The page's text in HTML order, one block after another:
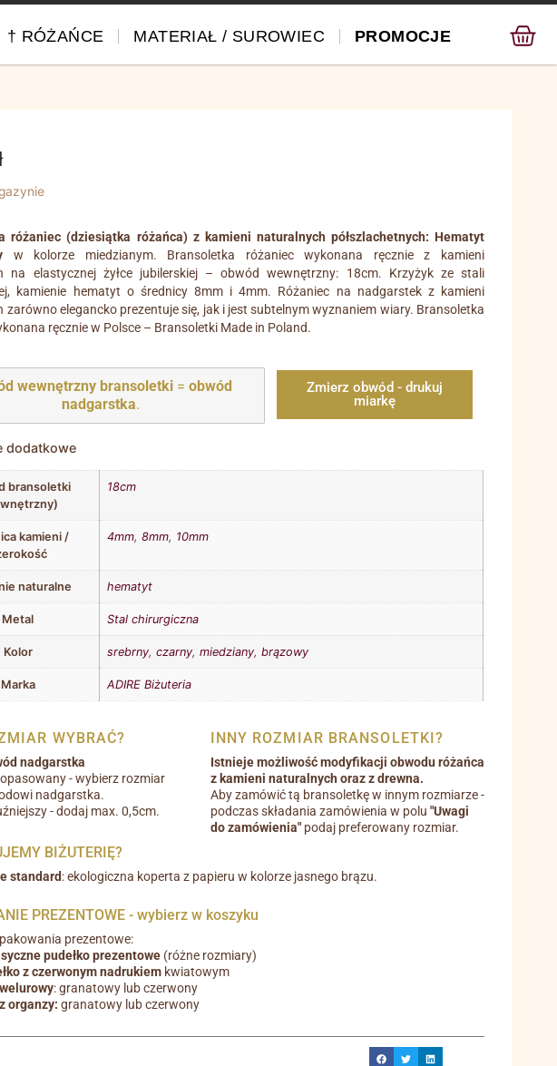
† RÓŻAŃCE MATERIAŁ / SUROWIEC PROMOCJE
różaniec (dziesiątka różańca) zkamieni naturalnych półszlachetnych: Hematyt
w kolorze miedzianym. Bransoletka różaniec wykonana ręcznie z kamieni
na elastycznej żyłce jubilerskiej – obwód wewnętrzny: 18cm. Krzyżyk ze stali
kamienie hematyt o średnicy 8mm i 4mm. Różaniec na nadgarstek z kamieni
zarówno elegancko prezentuje się, jak i jest subtelnym wyznaniem wiary. Bransoletka
ręcznie w Polsce – Bransoletki Made in Poland.
wewnętrzny bransoletki =obwód
nadgarstka.
Zmierz obwód - drukuj
miarkę
dodatkowe
bransoletki
18cm
kamieni /
4mm,8mm, 10mm
naturalne hematyt
Metal Stal chirurgiczna
Kolor srebrny,czarny,miedziany,brązowy
Marka ADIRE Biżuteria
WYBRAĆ?
nadgarstka
- wybierz rozmiar
nadgarstka.
- dodaj max. 0,5cm.
INNY ROZMIAR BRANSOLETKI?
Istnieje możliwość modyfikacji obwodu różańca
z kamieni naturalnych oraz z drewna.
Aby zamówić tą bransoletkę w innym rozmiarze -
podczas składania zamówienia w polu "Uwagi
do zamówienia"podaj preferowany rozmiar.
BIŻUTERIĘ?
standard: ekologiczna koperta z papieru w kolorze jasnego brązu.
PREZENTOWE - wybierz w koszyku
prezentowe:
pudełko prezentowe (różne rozmiary)
z czerwonym nadrukiem kwiatowym
: granatowy lub czerwony
organzy: granatowy lub czerwony